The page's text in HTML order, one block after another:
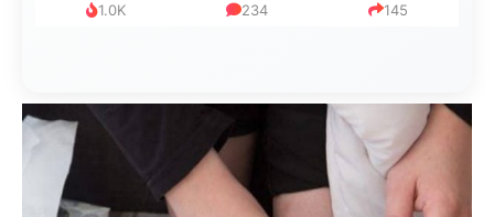
1.0K 234 145